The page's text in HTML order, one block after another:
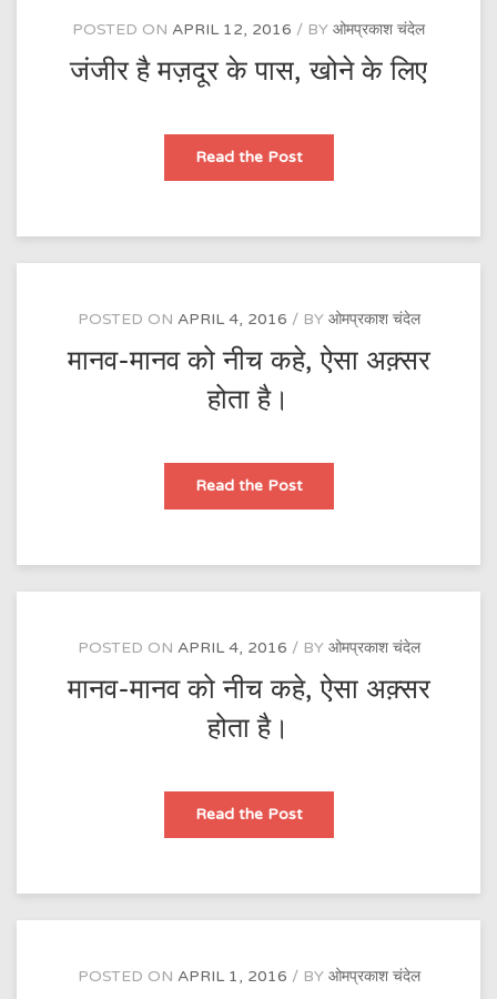
POSTED ON APRIL 12, 2016 BY ओमप्रकाश चंदेल
जंजीर है मज़दूर के पास, खोने के लिए
Read the Postजंजीर
मज़दूर
खोने
लिए
POSTED ON APRIL 4, 2016 BY ओमप्रकाश चंदेल
मानव-मानव को नीच कहे, ऐसा अक़्सर
होता है।
Read the Postमानव-
को
ऐसा
होता
POSTED ON APRIL 4, 2016 BY ओमप्रकाश चंदेल
मानव-मानव को नीच कहे, ऐसा अक़्सर
होता है।
Read the Postमानव-
को
ऐसा
होता
POSTED ON APRIL 1, 2016 BY ओमप्रकाश चंदेल